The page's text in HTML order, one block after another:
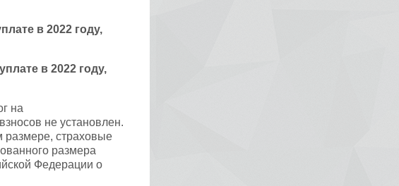
в 2022 году,
в 2022 году,
на
не установлен.
размере, страховые
размера
Федерации о